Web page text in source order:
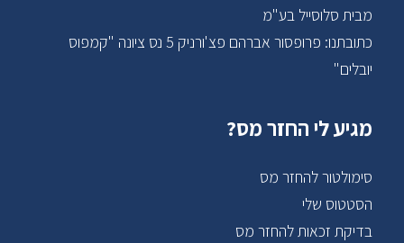
מבית סלוסייל בע"מ
כתובתנו: פרופסור אברהם פצ'ורניק 5 נס ציונה "קמפוס
יובלים"
מגיע לי החזר מס?
סימולטור להחזר מס
הסטטוס שלי
בדיקת זכאות להחזר מס